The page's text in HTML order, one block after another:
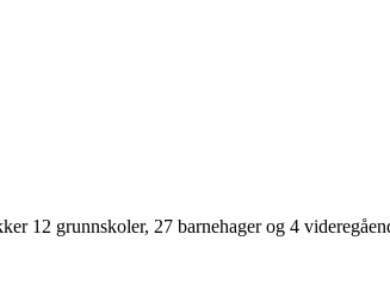
12 grunnskoler, 27 barnehager og 4